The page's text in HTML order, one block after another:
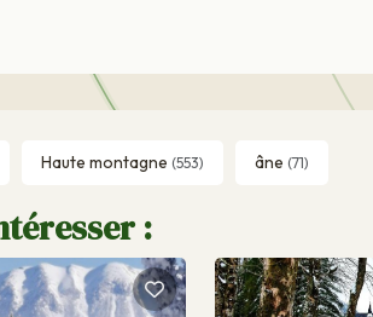
Haute montagne (553) âne (71)
: